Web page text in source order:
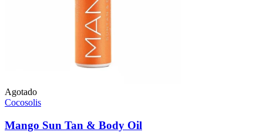
Agotado
Cocosolis
Mango Sun Tan & Body Oil